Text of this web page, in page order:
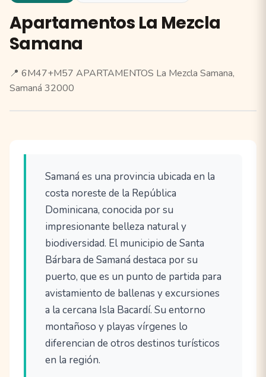
Apartamentos La Mezcla
Samana
📍 6M47+M57 APARTAMENTOS La Mezcla Samana,
Samaná 32000
Samaná es una provincia ubicada en la
costa noreste de la República
Dominicana, conocida por su
impresionante belleza natural y
biodiversidad. El municipio de Santa
Bárbara de Samaná destaca por su
puerto, que es un punto de partida para
avistamiento de ballenas y excursiones
a la cercana Isla Bacardí. Su entorno
montañoso y playas vírgenes lo
diferencian de otros destinos turísticos
en la región.